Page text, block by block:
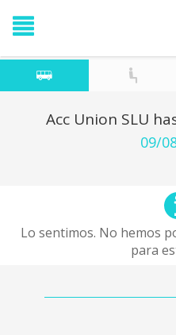
Acc Union SLU
09/
Lo sentimos. No hemos
para